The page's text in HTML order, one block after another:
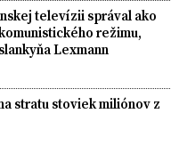
televízii správal ako
režimu,
Lexmann
stratu stoviek miliónov z